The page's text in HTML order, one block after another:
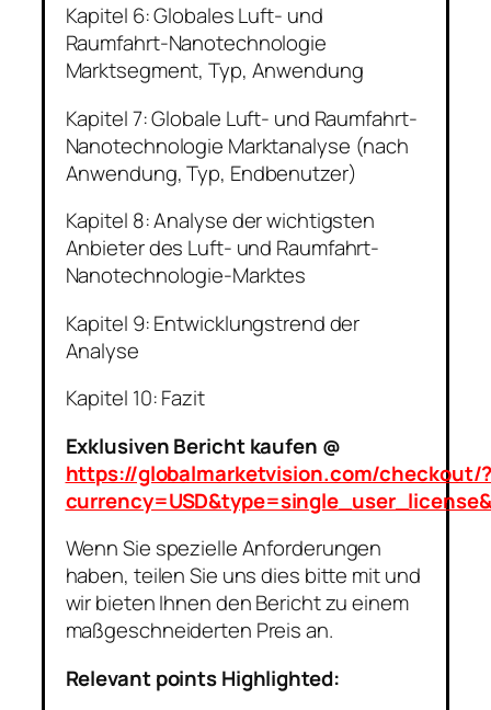
Kapitel 6: Globales Luft- und
Raumfahrt-Nanotechnologie
Marktsegment, Typ, Anwendung
Kapitel 7: Globale Luft- und Raumfahrt-
Nanotechnologie Marktanalyse (nach
Anwendung, Typ, Endbenutzer)
Kapitel 8: Analyse der wichtigsten
Anbieter des Luft- und Raumfahrt-
Nanotechnologie-Marktes
Kapitel 9: Entwicklungstrend der
Analyse
Kapitel 10: Fazit
Exklusiven Bericht kaufen @
https://globalmarketvision.com/checkout/
Wenn Sie spezielle Anforderungen
haben, teilen Sie uns dies bitte mit und
wir bieten Ihnen den Bericht zu einem
maßgeschneiderten Preis an.
Relevant points Highlighted: